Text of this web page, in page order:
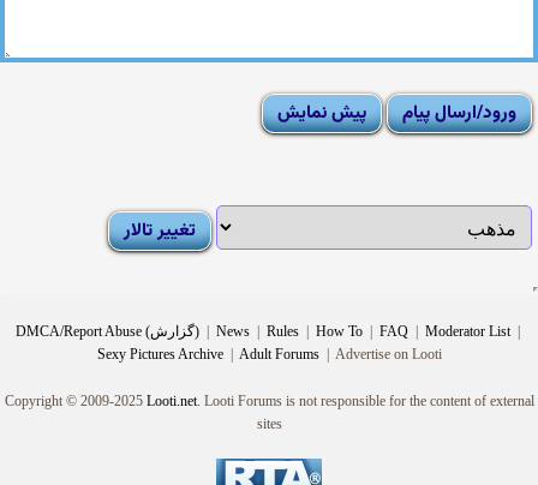
DMCA/Report Abuse (گزارش) | News | Rules | How To | FAQ | Moderator List |
Sexy Pictures Archive | Adult Forums |Advertise on Looti
Copyright © 2009-2025 Looti.net. Looti Forums is not responsible for the content of external
sites